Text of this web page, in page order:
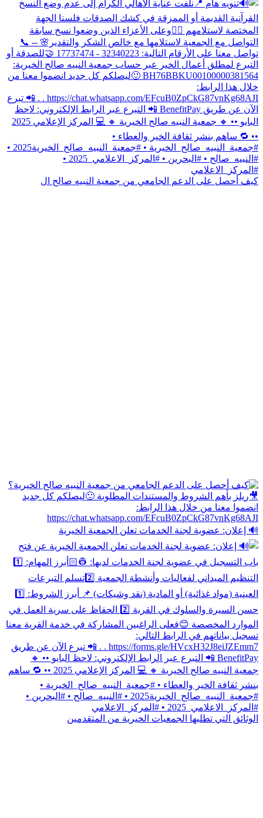
كيف أحصل على الدعم الجامعي من جمعية النبيه صالح ال
🔊 إعلان: عضوية لجنة الخدمات تعلن الجمعية الخيرية
الوثائق التي تطلبها الجمعيات الخيرية من المتقدمين